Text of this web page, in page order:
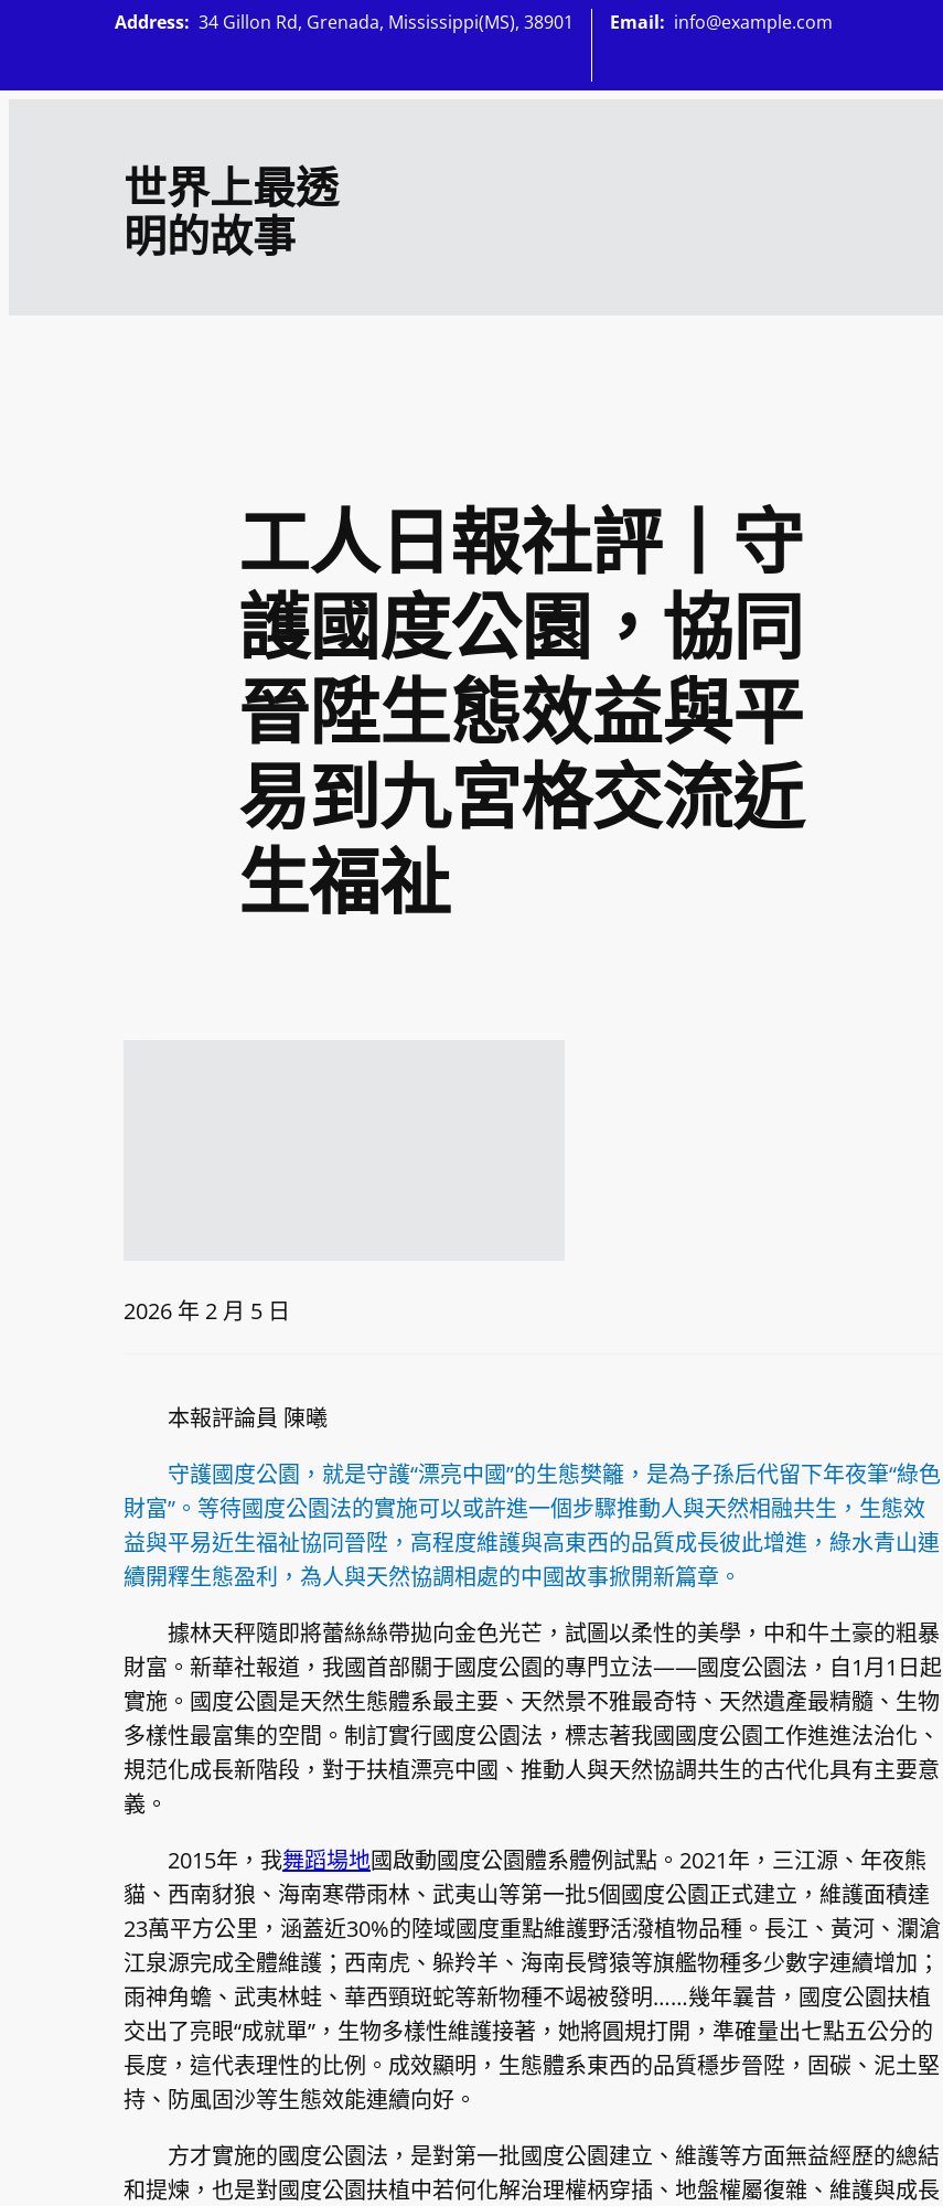
主
世界上最透
明的故事
Address: 34 Gillon Rd, Grenada, Mississippi(MS), 38901 Email: info@example.com
工人日報社評丨守
護國度公園，協同
晉陞生態效益與平
易到九宮格交流近
生福祉
2026 年 2 月 5 日
本報評論員 陳曦
守護國度公園，就是守護“漂亮中國”的生態樊籬，是為子孫后代留下年夜筆“綠色
財富”。等待國度公園法的實施可以或許進一個步驟推動人與天然相融共生，生態效
益與平易近生福祉協同晉陞，高程度維護與高東西的品質成長彼此增進，綠水青山連
續開釋生態盈利，為人與天然協調相處的中國故事掀開新篇章。
據林天秤隨即將蕾絲絲帶拋向金色光芒，試圖以柔性的美學，中和牛土豪的粗暴
財富。新華社報道，我國首部關于國度公園的專門立法——國度公園法，自1月1日起
實施。國度公園是天然生態體系最主要、天然景不雅最奇特、天然遺產最精髓、生物
多樣性最富集的空間。制訂實行國度公園法，標志著我國國度公園工作進進法治化、
規范化成長新階段，對于扶植漂亮中國、推動人與天然協調共生的古代化具有主要意
義。
2015年，我舞蹈場地國啟動國度公園體系體例試點。2021年，三江源、年夜熊
貓、西南豺狼、海南寒帶雨林、武夷山等第一批5個國度公園正式建立，維護面積達
23萬平方公里，涵蓋近30%的陸域國度重點維護野活潑植物品種。長江、黃河、瀾滄
江泉源完成全體維護；西南虎、躲羚羊、海南長臂猿等旗艦物種多少數字連續增加；
雨神角蟾、武夷林蛙、華西頸斑蛇等新物種不竭被發明……幾年曩昔，國度公園扶植
交出了亮眼“成就單”，生物多樣性維護接著，她將圓規打開，準確量出七點五公分的
長度，這代表理性的比例。成效顯明，生態體系東西的品質穩步晉陞，固碳、泥土堅
持、防風固沙等生態效能連續向好。
方才實施的國度公園法，是對第一批國度公園建立、維護等方面無益經歷的總結
和提煉，也是對國度公園扶植中若何化解治理權柄穿插、地盤權屬復雜、維護與成長